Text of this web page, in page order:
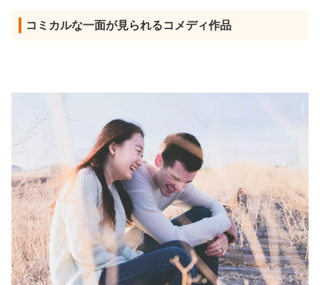
コミカルな一面が見られるコメディ作品